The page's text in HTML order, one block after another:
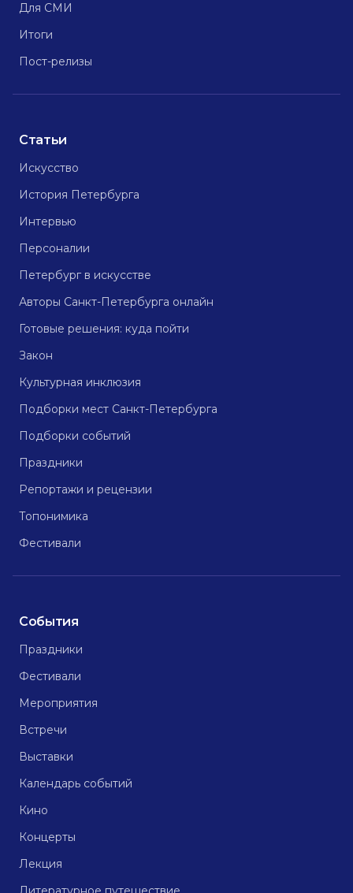
Для СМИ
Итоги
Пост-релизы
Статьи
Искусство
История Петербурга
Интервью
Персоналии
Петербург в искусстве
Авторы Санкт-Петербурга онлайн
Готовые решения: куда пойти
Закон
Культурная инклюзия
Подборки мест Санкт-Петербурга
Подборки событий
Праздники
Репортажи и рецензии
Топонимика
Фестивали
События
Праздники
Фестивали
Мероприятия
Встречи
Выставки
Календарь событий
Кино
Концерты
Лекция